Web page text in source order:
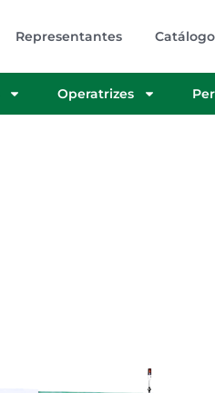
Representantes
Operatrizes